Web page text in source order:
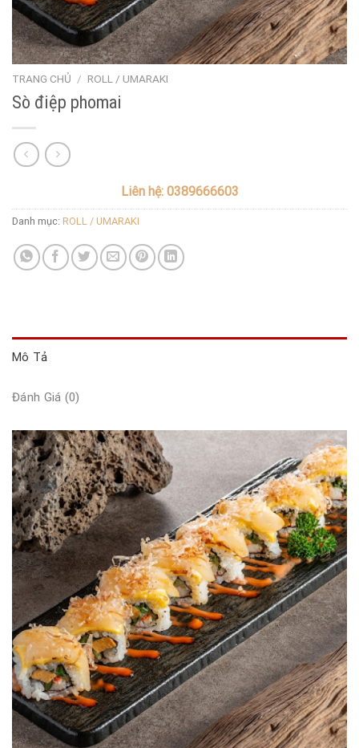
TRANG CHỦ / ROLL / UMARAKI
Sò điệp phomai
Liên hệ: 0389666603
Danh mục: ROLL / UMARAKI
Mô Tả
Đánh Giá (0)